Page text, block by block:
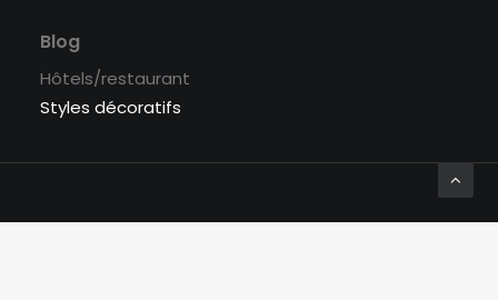
Blog
Hôtels/restaurant
Styles décoratifs